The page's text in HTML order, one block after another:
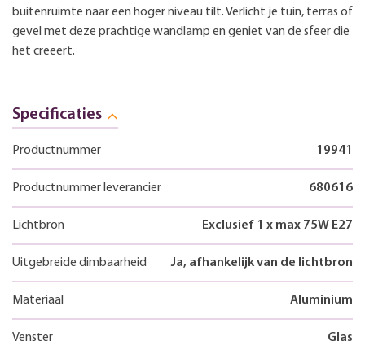
buitenruimte naar een hoger niveau tilt. Verlicht je tuin, terras of
gevel met deze prachtige wandlamp en geniet van de sfeer die
het creëert.
Specificaties
Productnummer 19941
Productnummer leverancier 680616
Lichtbron Exclusief 1 x max 75W E27
Uitgebreide dimbaarheid Ja, afhankelijk van de lichtbron
Materiaal Aluminium
Venster Glas